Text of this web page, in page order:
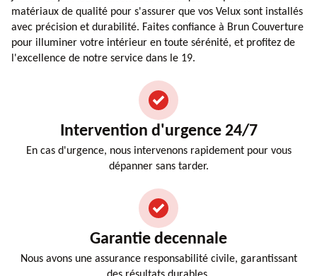
matériaux de qualité pour s'assurer que vos Velux sont installés
avec précision et durabilité. Faites confiance à Brun Couverture
pour illuminer votre intérieur en toute sérénité, et profitez de
l'excellence de notre service dans le 19.
Intervention d'urgence 24/7
En cas d'urgence, nous intervenons rapidement pour vous
dépanner sans tarder.
Garantie decennale
Nous avons une assurance responsabilité civile, garantissant